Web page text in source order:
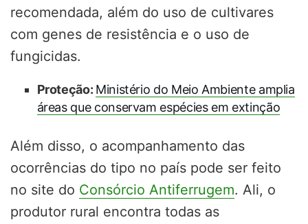
recomendada, além do uso de cultivares
com genes de resistência e o uso de
fungicidas.
Proteção: Ministério do Meio Ambiente amplia
áreas que conservam espécies em extinção
Além disso, o acompanhamento das
ocorrências do tipo no país pode ser feito
no site do Consórcio Antiferrugem. Ali, o
produtor rural encontra todas as